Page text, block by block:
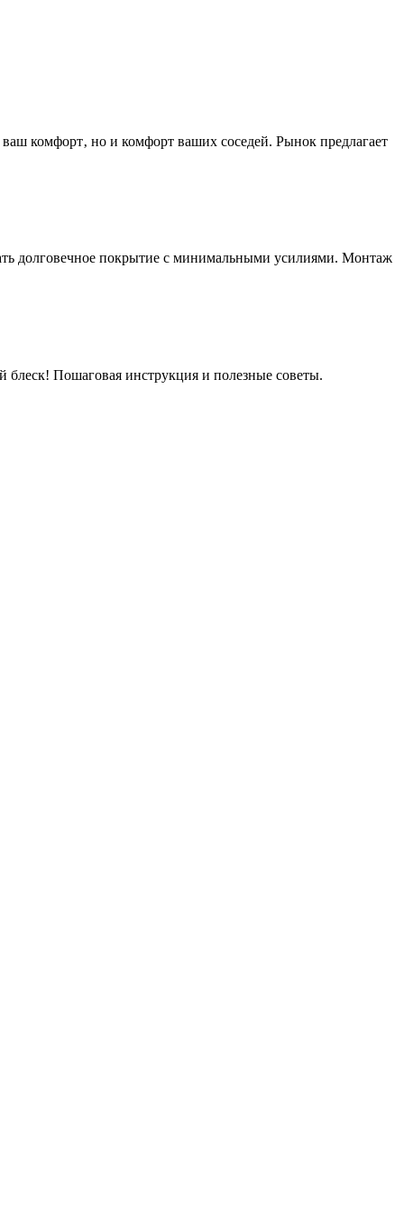
комфорт‚ но и комфорт ваших соседей. Рынок предлагает
долговечное покрытие с минимальными усилиями. Монтаж
блеск! Пошаговая инструкция и полезные советы.